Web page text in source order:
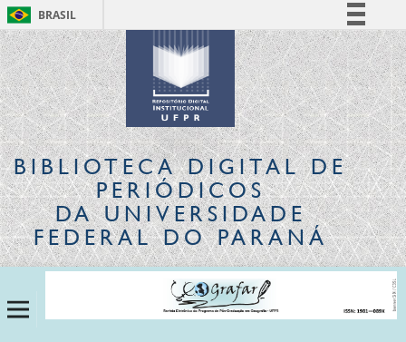
BRASIL
Simplifique!
Comunica BR
Participe
Acesso à informação
Legislação
Canais
BIBLIOTECA DIGITALDE
PERIÓDICOS
DA UNIVERSIDADE
FEDERAL DO PARANÁ